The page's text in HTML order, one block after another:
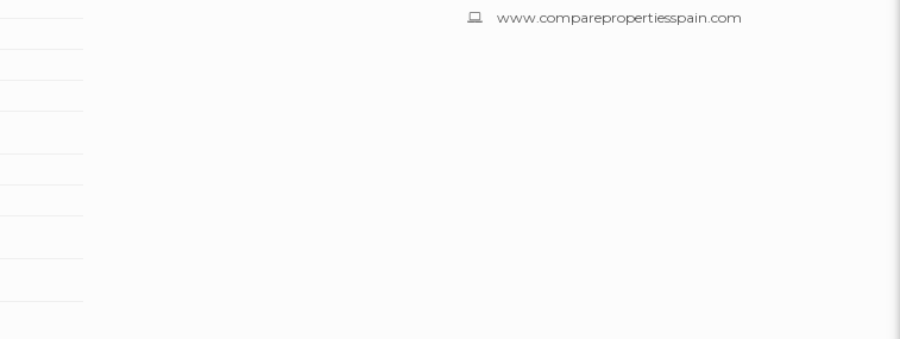
www.comparepropertiesspain.com